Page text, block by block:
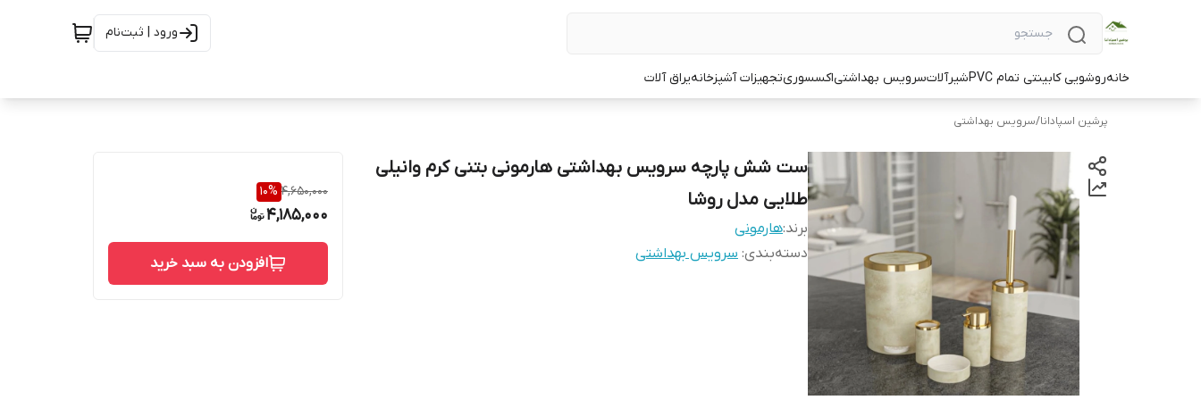
ورود | ثبت‌نام
خانهروشویی کابینتی تمام PVC شیرآلاتسرویس بهداشتیاکسسوریتجهیزات آشپزخانهیراق آلات
پرشین اسپادانا/سرویس بهداشتی
ست شش پارچه سرویس بهداشتی هارمونی بتنی کرم وانیلی
طلایی مدل روشا
برند:هارمونی
دسته‌بندی: سرویس بهداشتی
4,650,000
10%
4,185,000
افزودن به سبد خرید